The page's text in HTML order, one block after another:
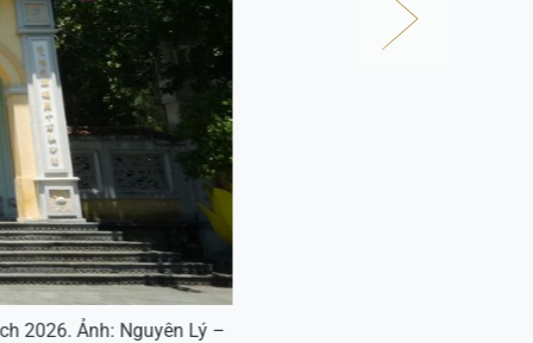
2026. Ảnh: Nguyên Lý –